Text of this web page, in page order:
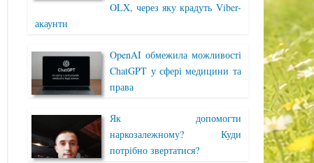
OLX, через яку крадуть Viber-
акаунти
OpenAI обмежила можливості
ChatGPT у сфері медицини та
права
Як допомогти
наркозалежному? Куди
потрібно звертатися?